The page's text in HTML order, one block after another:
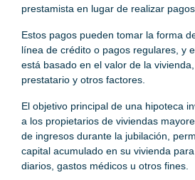
prestamista en lugar de realizar
Estos pagos pueden tomar la forma
línea de crédito o pagos regulares, y
está basado en el valor de la
prestatario y otros factores.
El objetivo principal de una hipoteca
a los propietarios de viviendas
de ingresos durante la jubilación,
capital acumulado en su vivienda
diarios, gastos médicos u otros fines.